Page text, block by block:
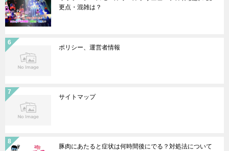
更点・混雑は？
ポリシー、運営者情報
サイトマップ
豚肉にあたると症状は何時間後にでる？対処法について